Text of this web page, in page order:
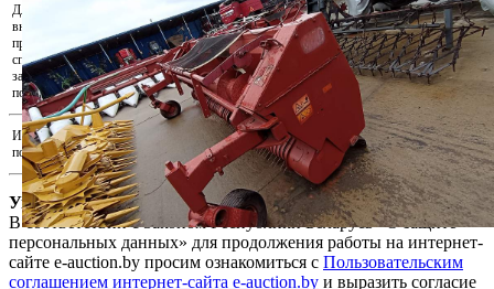
Для участия в аукционе необходимо
внести задаток. Скачайте реквизиты и
произведите оплату удобным для Вас
способом. Для подтверждения внесения
задатка прикрепите документ,
подтверждающий факт оплаты.
Скачать реквизиты на оплату
Прикрепить подтверждения оплаты...
Иные документы, подтверждающие
полномочия на участие в аукционе
Прикрепить иные документы...
Уважаемый пользователь!
В соответствии с Законом Республики Беларусь «О защите
персональных данных» для продолжения работы на интернет-
сайте e-auction.by просим ознакомиться с Пользовательским
соглашением интернет-сайта e-auction.by и выразить согласие